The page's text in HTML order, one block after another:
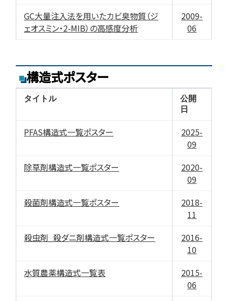
GC大量注入法を用いたカビ臭物質（ジ
ェオスミン・2-MIB）の高感度分析
2009-
06
構造式ポスター
タイトル
公開
日
PFAS構造式一覧ポスター
2025-
09
除草剤構造式一覧ポスター
2020-
09
殺菌剤構造式一覧ポスター
2018-
11
殺虫剤_殺ダニ剤構造式一覧ポスター
2016-
10
水質農薬構造式一覧表
2015-
06